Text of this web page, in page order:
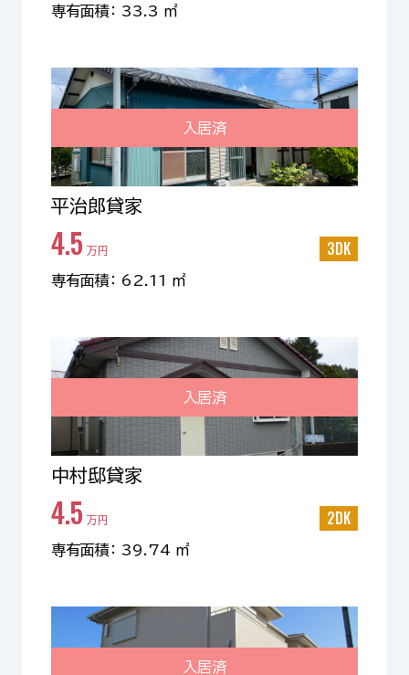
専有面積： 33.3 ㎡
入居済
平治郎貸家
4.5 万円 3DK
専有面積： 62.11 ㎡
入居済
中村邸貸家
4.5 万円 2DK
専有面積： 39.74 ㎡
入居済